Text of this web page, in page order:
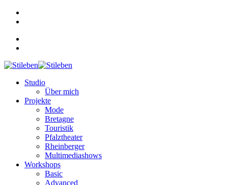
Studio
Über mich
Projekte
Mode
Bretagne
Touristik
Pfalztheater
Rheinberger
Multimediashows
Workshops
Basic
Advanced